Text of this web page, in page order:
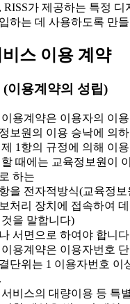
RISS가 제공하는 특정 디
하는 데 사용하도록 만
스 이용 계약
(이용계약의 성립)
용계약은 이용자의 이
보원의 이용 승낙에 의
1항의 규정에 의해 이
할 때에는 교육정보원이
하는
을 전자적방식(교육정
처리 장치에 접속하여
것을 말합니다)
서면으로 하여야 합니
용계약은 이용자번호
단위는 1 이용자번호 이
비스의 대량이용 등 특